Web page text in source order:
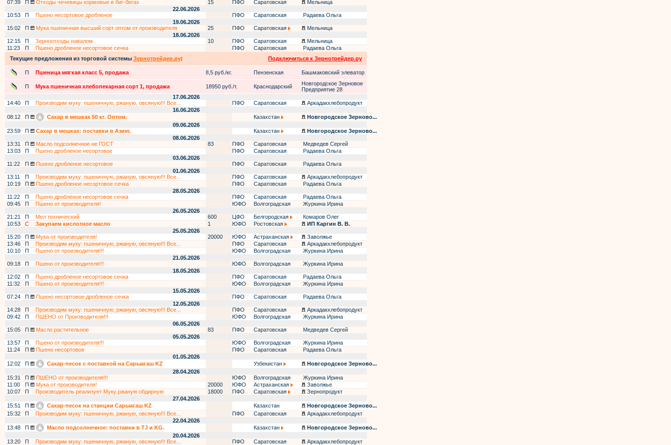
07:39
П Отходы чечевицы кормовые в биг-бегах 15 ПФО Саратовская
Мельница
22.06.2026
10:53
П Пшено несортовое дробленое ПФО Саратовская
Радаева Ольга
19.06.2026
15:02
П Мука пшеничная высший сорт оптом от производителя 25 ПФО Саратовская
Мельница
18.06.2026
12:15
П Зерноотходы навалом 10 ПФО Саратовская
Мельница
11:23
П Пшено дробленое несортовое сечка ПФО Саратовская
Радаева Ольга
Текущие предложения из торговой системы Зернотрейдер.ру: Подключиться к Зернотрейдер.ру
П Пшеница мягкая класс 5, продажа 8,5 руб./кг. Пензенская Башмаковский элеватор
П Мука пшеничная хлебопекарная сорт 1, продажа 18950 руб./т. Краснодарский
Новгородское Зерновое
Предприятие 28
17.06.2026
14:40
П Производим муку: пшеничную, ржаную, овсяную!!! Все... ПФО Саратовская
Аркадакхлебопродукт
16.06.2026
08:12
П Сахар в мешках 50 кг. Оптом. Казахстан
Новгородское Зерново...
09.06.2026
23:59
П Сахар в мешках: поставки в Азию. Казахстан
Новгородское Зерново...
08.06.2026
13:31
П Масло подсолнечное не ГОСТ 83 ПФО Саратовская
Медведев Сергей
13:03
П Пшено дробленое несортовое ПФО Саратовская
Радаева Ольга
03.06.2026
11:22
П Пшено дробленое несортовое ПФО Саратовская
Радаева Ольга
01.06.2026
13:11
П Производим муку: пшеничную, ржаную, овсяную!!! Все... ПФО Саратовская
Аркадакхлебопродукт
10:19
П Пшено дробленое несортовое сечка ПФО Саратовская
Радаева Ольга
28.05.2026
11:22
П Пшено дробленое несортовое сечка ПФО Саратовская
Радаева Ольга
09:45
П Пшено от производителя! ЮФО Волгоградская
Журкина Ирина
26.05.2026
21:21
П Мел технический 600 ЦФО Белгородская
Комаров Олег
10:53
С Закупаем кислотное масло 1 ЮФО Ростовская
ИП Каргин В. В.
25.05.2026
15:20
П Мука от производителя! 20000 ЮФО Астраханская
Заволжье
13:46
П Производим муку: пшеничную, ржаную, овсяную!!! Все... ПФО Саратовская
Аркадакхлебопродукт
10:10
П Пшено от производителя!!! ЮФО Волгоградская
Журкина Ирина
21.05.2026
09:18
П Пшено от производителя!!! ЮФО Волгоградская
Журкина Ирина
18.05.2026
12:02
П Пшено дробленое несортовое сечка ПФО Саратовская
Радаева Ольга
11:32
П Пшено от производителя!!! ЮФО Волгоградская
Журкина Ирина
15.05.2026
07:24
П Пшено несортовое дробленое сечка ПФО Саратовская
Радаева Ольга
12.05.2026
14:28
П Производим муку: пшеничную, ржаную, овсяную!!! Все... ПФО Саратовская
Аркадакхлебопродукт
09:42
П ПШЕНО от Производителя!!! ЮФО Волгоградская
Журкина Ирина
06.05.2026
15:05
П Масло растительное 83 ПФО Саратовская
Медведев Сергей
05.05.2026
13:57
П Пшено от производителя!!! ЮФО Волгоградская
Журкина Ирина
11:24
П Пшено несортовое ПФО Саратовская
Радаева Ольга
01.05.2026
12:02
П Сахар-песок с поставкой на Сарыагаш KZ Узбекистан
Новгородское Зерново...
28.04.2026
15:31
П ПШЕНО от производителя!!! ЮФО Волгоградская
Журкина Ирина
11:00
П Мука от производителя! 20000 ЮФО Астраханская
Заволжье
10:07
П Производитель реализует Муку ржаную обдирную 18000 ПФО Саратовская
Зернопродукт
27.04.2026
15:51
П Сахар-песок на станции Сарыагаш KZ Казахстан
Новгородское Зерново...
15:32
П Производим муку: пшеничную, ржаную, овсяную!!! Все... ПФО Саратовская
Аркадакхлебопродукт
22.04.2026
13:48
П Масло подсолнечное: поставки в TJ и KG. Казахстан
Новгородское Зерново...
20.04.2026
13:20
П Производим муку: пшеничную, ржаную, овсяную!!! Все... ПФО Саратовская
Аркадакхлебопродукт